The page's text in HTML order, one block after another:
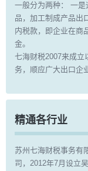
一般分为两种： 一
品，加工制成产品出
内税款，即企业在商
金。
七海财税2007来成立
务，顺应广大出口企
精通各行业
苏州七海财税事务有
司，2012年7月设立